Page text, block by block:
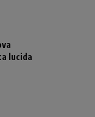
lucida